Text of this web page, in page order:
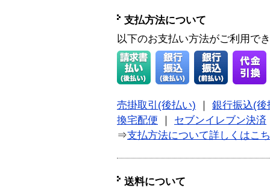
支払方法について
以下のお支払い方法がご利用で
売掛取引(後払い)
銀行振込(後
換宅配便
セブンイレブン決済
⇒支払方法について詳しくはこ
送料について